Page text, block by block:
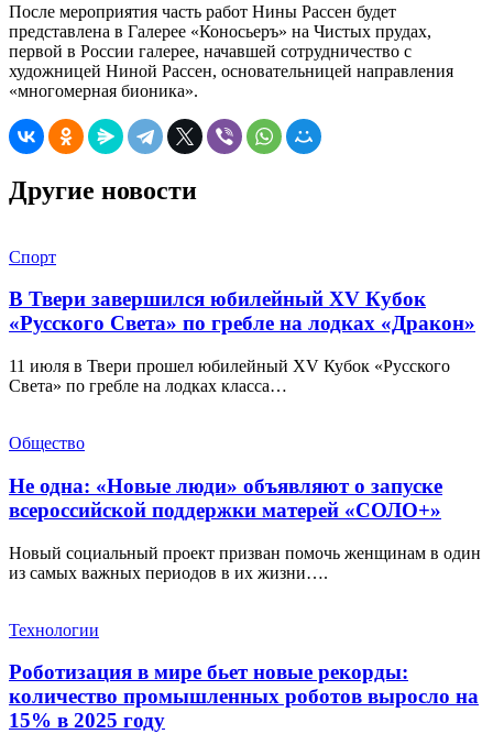
После мероприятия часть работ Нины Рассен будет
представлена в Галерее «Коносьеръ» на Чистых прудах,
первой в России галерее, начавшей сотрудничество с
художницей Ниной Рассен, основательницей направления
«многомерная бионика».
Другие новости
Спорт
В Твери завершился юбилейный XV Кубок
«Русского Света» по гребле на лодках «Дракон»
11 июля в Твери прошел юбилейный XV Кубок «Русского
Света» по гребле на лодках класса…
Общество
Не одна: «Новые люди» объявляют о запуске
всероссийской поддержки матерей «СОЛО+»
Новый социальный проект призван помочь женщинам в один
из самых важных периодов в их жизни….
Технологии
Роботизация в мире бьет новые рекорды:
количество промышленных роботов выросло на
15% в 2025 году